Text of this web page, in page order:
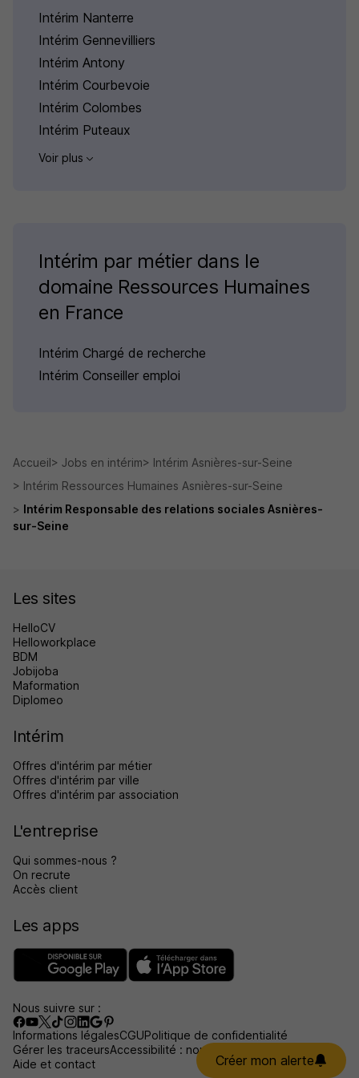
Créer mon alerte
Intérim Nanterre
Intérim Gennevilliers
Intérim Antony
Intérim Courbevoie
Intérim Colombes
Intérim Puteaux
Voir plus
Intérim par métier dans le
domaine Ressources Humaines
en France
Intérim Chargé de recherche
Intérim Conseiller emploi
Accueil Jobs en intérim
Intérim Asnières-sur-Seine
Intérim Ressources Humaines Asnières-sur-Seine
Intérim Responsable des relations sociales Asnières-
sur-Seine
Les sites
HelloCV
Helloworkplace
BDM
Jobijoba
Maformation
Diplomeo
Intérim
Offres d'intérim par métier
Offres d'intérim par ville
Offres d'intérim par association
L'entreprise
Qui sommes-nous ?
On recrute
Accès client
Les apps
Nous suivre sur :
Informations légalesCGUPolitique de confidentialité
Gérer les traceursAccessibilité : non conforme
Aide et contact